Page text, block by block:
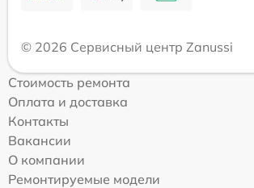
© 2026 Сервисный центр Zanussi
Стоимость ремонта
Оплата и доставка
Контакты
Вакансии
О компании
Ремонтируемые модели